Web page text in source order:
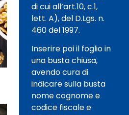
di cui all’art.10, c.1,
lett. A), del D.Lgs. n.
460 del 1997.
Inserire poi il foglio in
una busta chiusa,
avendo cura di
indicare sulla busta
nome cognome e
codice fiscale e